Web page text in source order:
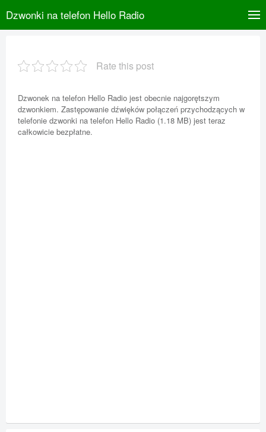
Dzwonki na telefon Hello Radio
Rate this post
Dzwonek na telefon Hello Radio jest obecnie najgorętszym
dzwonkiem. Zastępowanie dźwięków połączeń przychodzących w
telefonie dzwonki na telefon Hello Radio (1.18 MB) jest teraz
całkowicie bezpłatne.